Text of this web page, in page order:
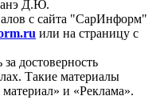
Д.Ю.
с сайта "СарИнформ"
или на страницу с
достоверность
Такие материалы
и «Реклама».